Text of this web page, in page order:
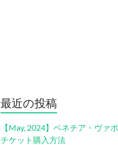
最近の投稿
【May, 2024】ベネチア・ヴァ
チケット購入方法